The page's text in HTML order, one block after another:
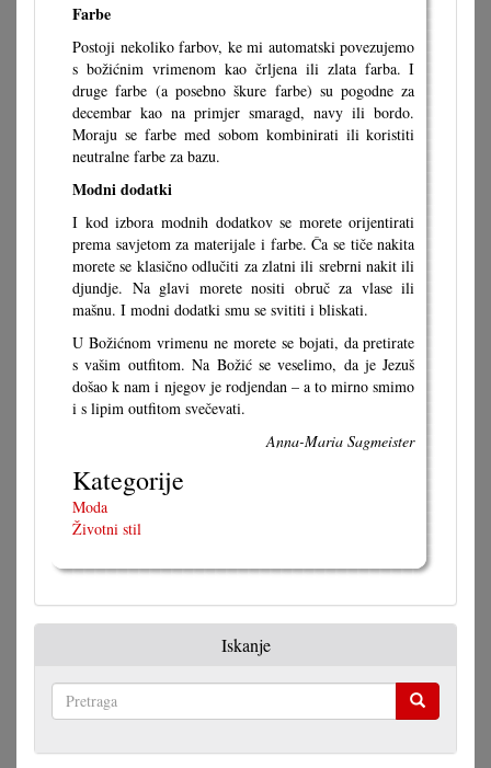
Farbe
Postoji nekoliko farbov, ke mi automatski povezujemo
s božićnim vrimenom kao črljena ili zlata farba. I
druge farbe (a posebno škure farbe) su pogodne za
decembar kao na primjer smaragd, navy ili bordo.
Moraju se farbe med sobom kombinirati ili koristiti
neutralne farbe za bazu.
Modni dodatki
I kod izbora modnih dodatkov se morete orijentirati
prema savjetom za materijale i farbe. Ča se tiče nakita
morete se klasično odlučiti za zlatni ili srebrni nakit ili
djundje. Na glavi morete nositi obruč za vlase ili
mašnu. I modni dodatki smu se svititi i bliskati.
U Božićnom vrimenu ne morete se bojati, da pretirate
s vašim outfitom. Na Božić se veselimo, da je Jezuš
došao k nam i njegov je rodjendan – a to mirno smimo
i s lipim outfitom svečevati.
Anna-Maria Sagmeister
Kategorije
Moda
Životni stil
Iskanje